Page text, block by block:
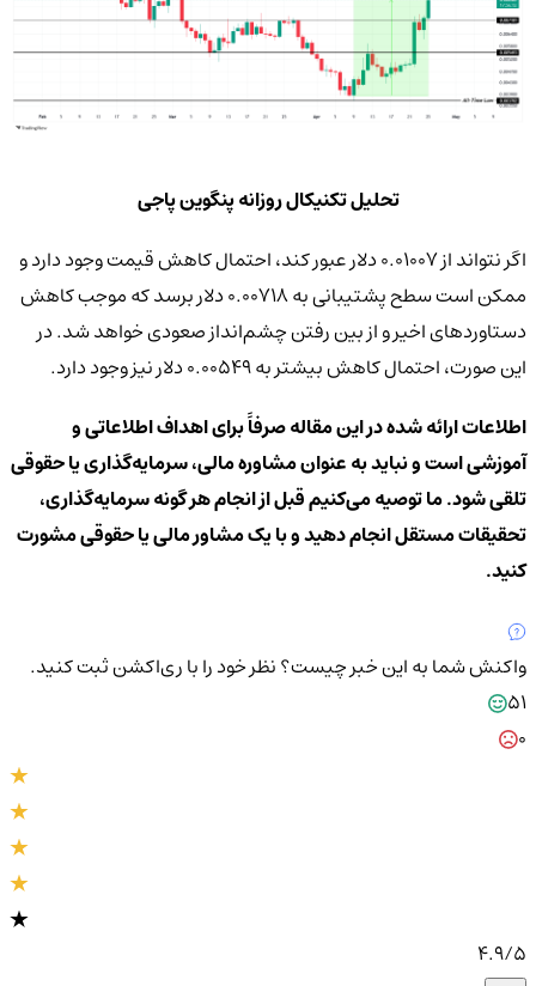
تحلیل تکنیکال روزانه پنگوین پاجی
اگر نتواند از 0.01007 دلار عبور کند، احتمال کاهش قیمت وجود دارد و
ممکن است سطح پشتیبانی به 0.00718 دلار برسد که موجب کاهش
دستاوردهای اخیر و از بین رفتن چشم‌انداز صعودی خواهد شد. در
این صورت، احتمال کاهش بیشتر به 0.00549 دلار نیز وجود دارد.
اطلاعات ارائه شده در این مقاله صرفاً برای اهداف اطلاعاتی و
آموزشی است و نباید به عنوان مشاوره مالی، سرمایه‌گذاری یا حقوقی
تلقی شود. ما توصیه می‌کنیم قبل از انجام هر گونه سرمایه‌گذاری،
تحقیقات مستقل انجام دهید و با یک مشاور مالی یا حقوقی مشورت
کنید.
واکنش شما به این خبر چیست؟نظر خود را با ری‌اکشن ثبت کنید.
51
4.9/5